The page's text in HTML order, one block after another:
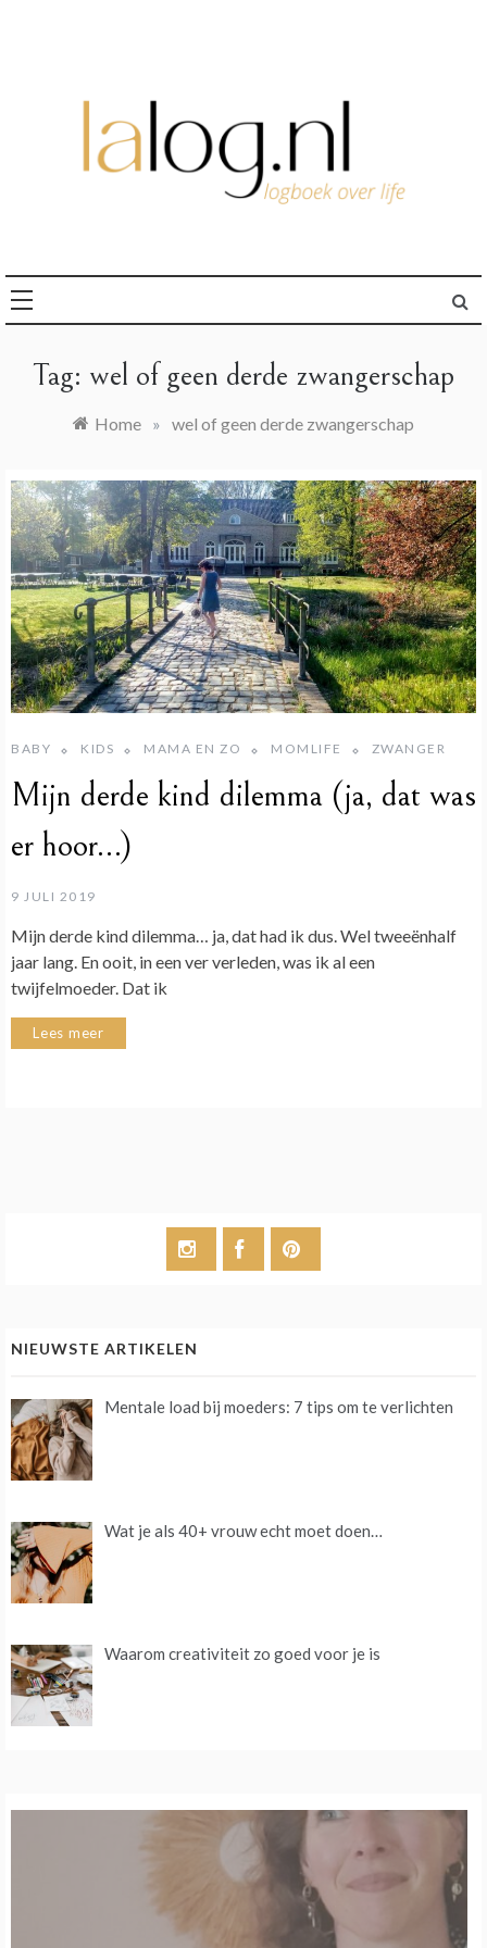
Tag: wel of geen derde zwangerschap
Home » wel of geen derde zwangerschap
BABY KIDS MAMA EN ZO MOMLIFE ZWANGER
Mijn derde kind dilemma (ja, dat was
er hoor…)
9 JULI 2019
Mijn derde kind dilemma… ja, dat had ik dus. Wel tweeënhalf
jaar lang. En ooit, in een ver verleden, was ik al een
twijfelmoeder. Dat ik
Lees meer
NIEUWSTE ARTIKELEN
Mentale load bij moeders: 7 tips om te verlichten
Wat je als 40+ vrouw echt moet doen…
Waarom creativiteit zo goed voor je is